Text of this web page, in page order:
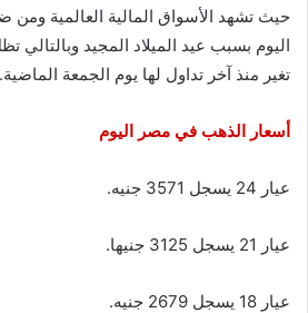
حيث تشهد الأسواق المالية العالمية
اليوم بسبب عيد الميلاد المجيد وبالتالي
تغير منذ آخر تداول لها يوم الجمعة الماضية.
أسعار الذهب في مصر اليوم
عيار 24 يسجل 3571 جنيه.
عيار 21 يسجل 3125 جنيها.
عيار 18 يسجل 2679 جنيه.